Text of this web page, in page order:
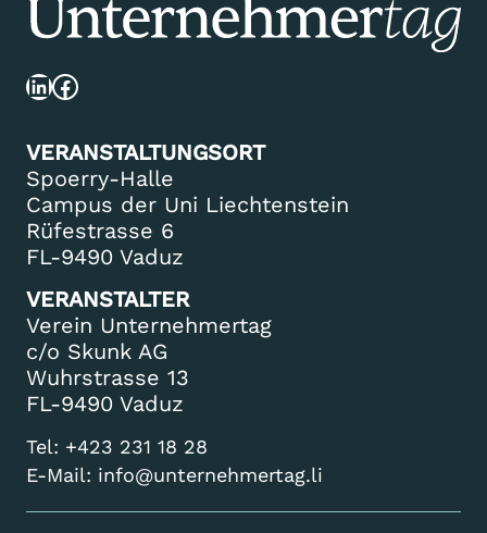
LinkedIn
Facebook
VERANSTALTUNGSORT
Spoerry-Halle
Campus der Uni Liechtenstein
Rüfestrasse 6
FL-9490 Vaduz
VERANSTALTER
Verein Unternehmertag
c/o Skunk AG
Wuhrstrasse 13
FL-9490 Vaduz
Tel: +423 231 18 28
E-Mail: info@unternehmertag.li